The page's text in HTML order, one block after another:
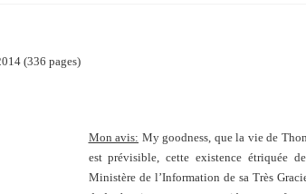
(336 pages)
Mon avis: My goodness, que la vie de
est prévisible, cette existence étriquée
Ministère de l’Information de sa Très